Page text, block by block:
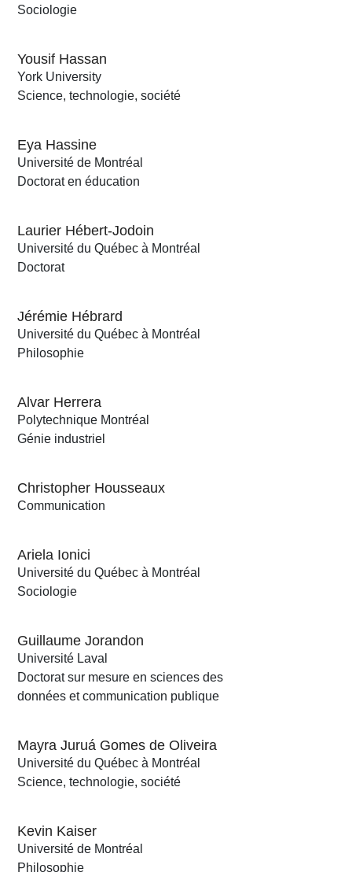
Sociologie
Yousif Hassan
York University
Science, technologie, société
Eya Hassine
Université de Montréal
Doctorat en éducation
Laurier Hébert-Jodoin
Université du Québec à Montréal
Doctorat
Jérémie Hébrard
Université du Québec à Montréal
Philosophie
Alvar Herrera
Polytechnique Montréal
Génie industriel
Christopher Housseaux
Communication
Ariela Ionici
Université du Québec à Montréal
Sociologie
Guillaume Jorandon
Université Laval
Doctorat sur mesure en sciences des
données et communication publique
Mayra Juruá Gomes de Oliveira
Université du Québec à Montréal
Science, technologie, société
Kevin Kaiser
Université de Montréal
Philosophie